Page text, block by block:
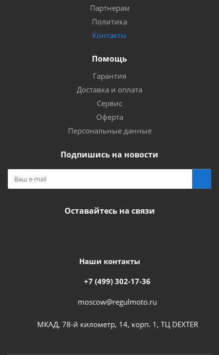
Партнерам
Политика
Контакты
Помощь
Гарантия
Доставка и оплата
Сервис
Оферта
Персональные данные
Подпишись на новости
Оставайтесь на связи
Наши контакты
+7 (499) 302-17-36
moscow@regulmoto.ru
МКАД, 78-й километр, 14, корп. 1, ТЦ DEXTER